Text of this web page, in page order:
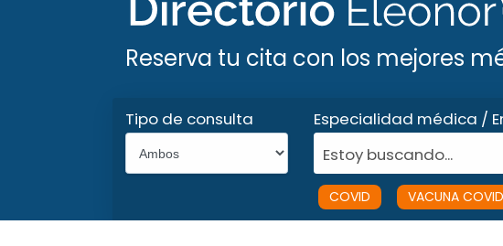
Reserva tu cita con los mejores
Tipo de consulta
Especialidad médica /
Estoy buscando...
COVID VACUNA COVID